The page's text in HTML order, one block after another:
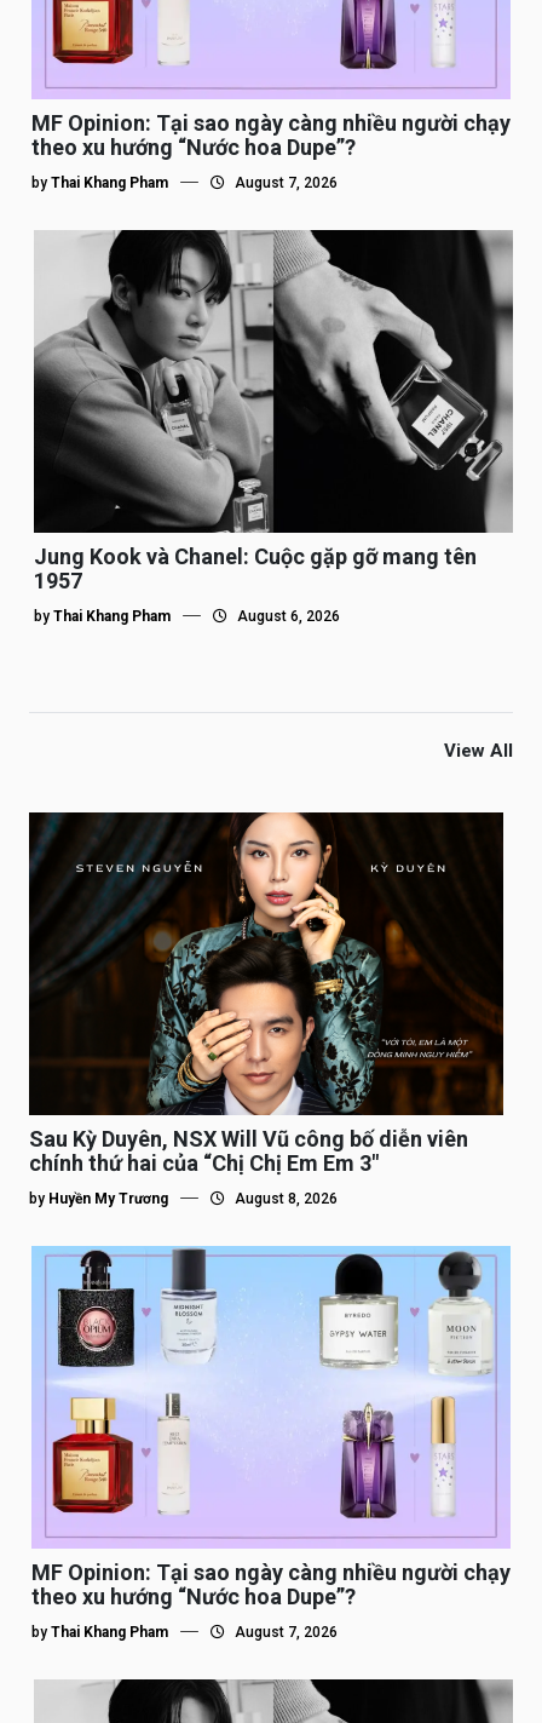
MF Opinion: Tại sao ngày càng nhiều người chạy
theo xu hướng “Nước hoa Dupe”?
by Thai Khang Pham August 7, 2026
Jung Kook và Chanel: Cuộc gặp gỡ mang tên
1957
by Thai Khang Pham August 6, 2026
View All
Sau Kỳ Duyên, NSX Will Vũ công bố diễn viên
chính thứ hai của “Chị Chị Em Em 3″
by Huyền My Trương August 8, 2026
MF Opinion: Tại sao ngày càng nhiều người chạy
theo xu hướng “Nước hoa Dupe”?
by Thai Khang Pham August 7, 2026